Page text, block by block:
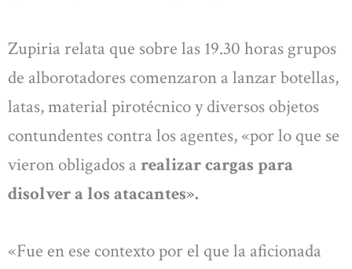
Zupiria relata que sobre las 19.30 horas grupos
de alborotadores comenzaron a lanzar botellas,
latas, material pirotécnico y diversos objetos
contundentes contra los agentes, «por lo que se
vieron obligados a realizar cargas para
disolver a los atacantes».
«Fue en ese contexto por el que la aficionada